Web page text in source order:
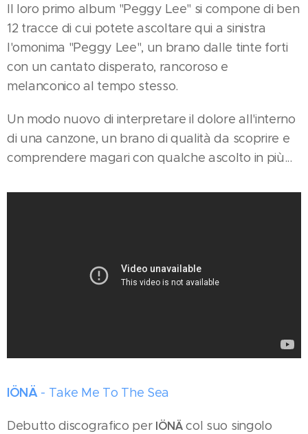
Il loro primo album "Peggy Lee" si compone di ben
12 tracce di cui potete ascoltare qui a sinistra
l'omonima "Peggy Lee", un brano dalle tinte forti
con un cantato disperato, rancoroso e
melanconico al tempo stesso.
Un modo nuovo di interpretare il dolore all'interno
di una canzone, un brano di qualità da scoprire e
comprendere magari con qualche ascolto in più...
IÖNÄ - Take Me To The Sea
Debutto discografico per IÖNÄcol suo singolo